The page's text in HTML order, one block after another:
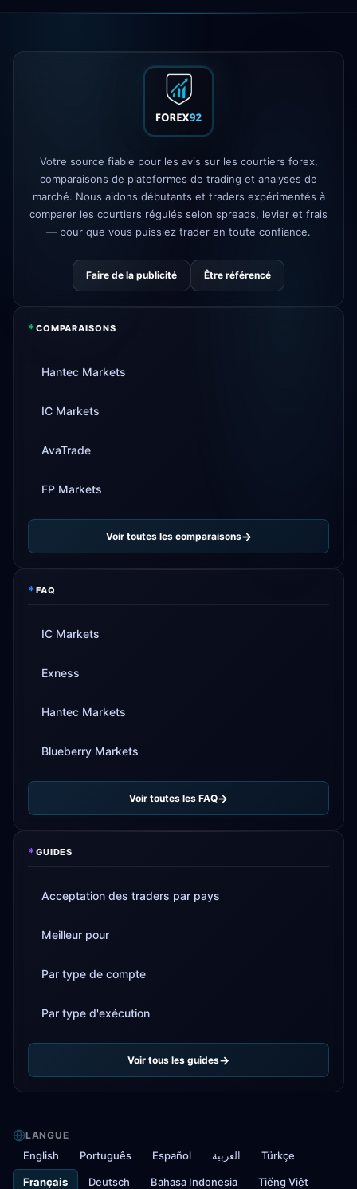
politique de levier modifiée
— nouveaux comptes
sans commission
perdue
Tickmill vitesse de retrait
4d
Votre source fiable pour les avis sur les courtiers forex,
comparaisons de plateformes de trading et analyses de
marché. Nous aidons débutants et traders expérimentés à
comparer les courtiers régulés selon spreads, levier et frais
— pour que vous puissiez trader en toute confiance.
Faire de la publicité Être référencé
*COMPARAISONS
Hantec Markets
IC Markets
AvaTrade
FP Markets
Voir toutes les comparaisons
*FAQ
IC Markets
Exness
Hantec Markets
Blueberry Markets
Voir toutes les FAQ
*GUIDES
Acceptation des traders par pays
Meilleur pour
Par type de compte
Par type d'exécution
Voir tous les guides
LANGUE
English Português Español العربية Türkçe
Français Deutsch Bahasa Indonesia Tiếng Việt